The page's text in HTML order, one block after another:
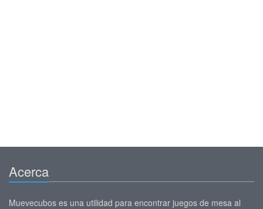
Acerca
Muevecubos es una utilidad para encontrar juegos de mesa al